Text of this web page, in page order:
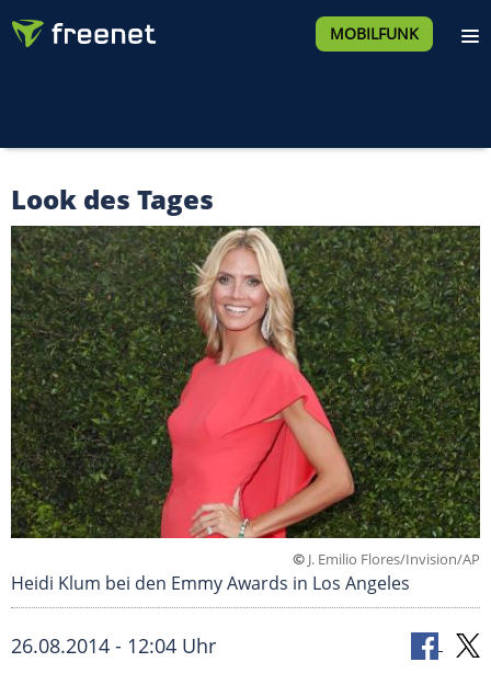
MOBILFUNK
Look des Tages
© J. Emilio Flores/Invision/AP
Heidi Klum bei den Emmy Awards in Los Angeles
26.08.2014 - 12:04 Uhr